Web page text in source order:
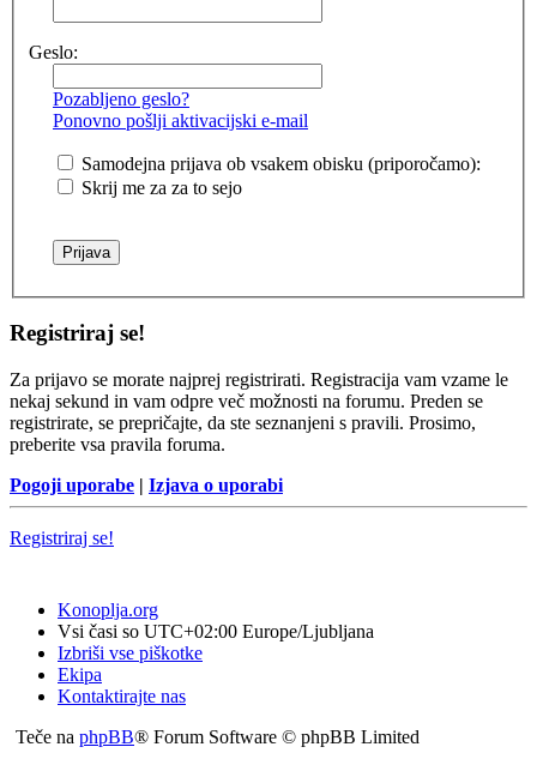
Geslo:
Pozabljeno geslo?
Ponovno pošlji aktivacijski e-mail
Samodejna prijava ob vsakem obisku (priporočamo):
Skrij me za za to sejo
Registriraj se!
Za prijavo se morate najprej registrirati. Registracija vam vzame le
nekaj sekund in vam odpre več možnosti na forumu. Preden se
registrirate, se prepričajte, da ste seznanjeni s pravili. Prosimo,
preberite vsa pravila foruma.
Pogoji uporabe | Izjava o uporabi
Registriraj se!
Konoplja.org
Vsi časi so UTC+02:00 Europe/Ljubljana
Izbriši vse piškotke
Ekipa
Kontaktirajte nas
Teče na phpBB® Forum Software © phpBB Limited